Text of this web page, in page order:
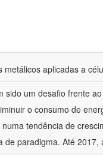
metálicos aplicadas a
sido um desafio frente
o consumo de
tendência de
paradigma. Até 2017,